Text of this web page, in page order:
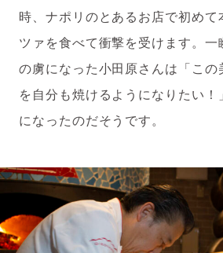
時、ナポリのとあるお店で初めて
ツァを食べて衝撃を受けます。一
の虜になった小田原さんは「この
を自分も焼けるようになりたい！
になったのだそうです。